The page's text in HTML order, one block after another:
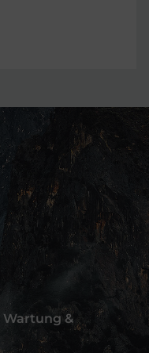
Wartung &